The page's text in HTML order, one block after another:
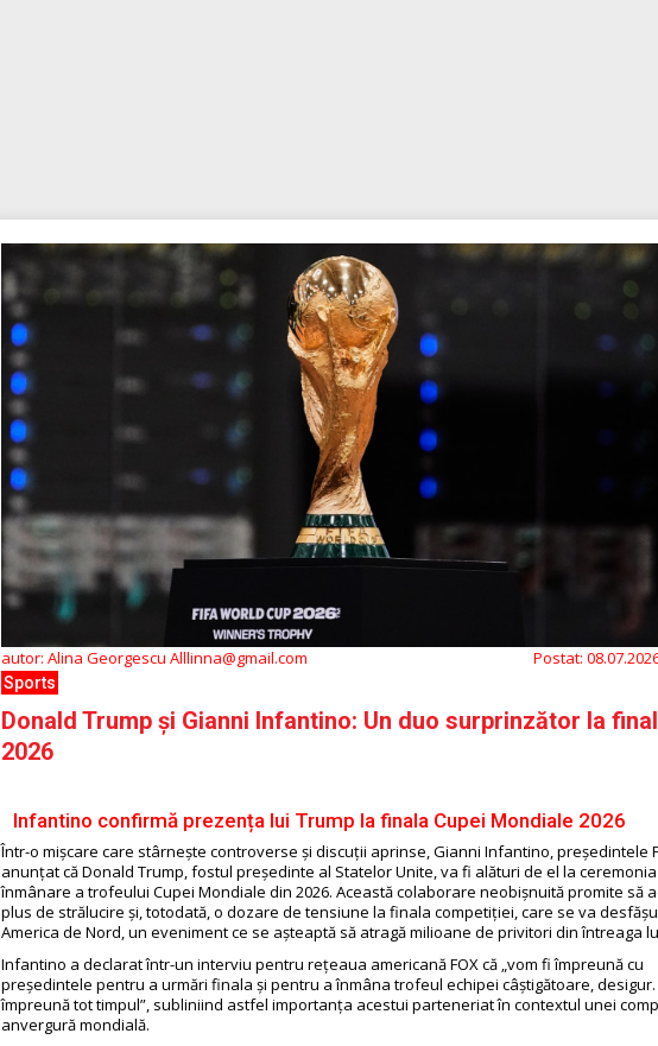
autor: Alina Georgescu Alllinna@gmail.com Postat:
Sports
Donald Trump și Gianni Infantino: Un duo surprinzător la
2026
Infantino confirmă prezența lui Trump la finala Cupei Mondiale 2026
Într-o mișcare care stârnește controverse și discuții aprinse, Gianni Infantino, președintele
anunțat că Donald Trump, fostul președinte al Statelor Unite, va fi alături de el la
înmânare a trofeului Cupei Mondiale din 2026. Această colaborare neobișnuită promite să
plus de strălucire și, totodată, o dozare de tensiune la finala competiției, care se va
America de Nord, un eveniment ce se așteaptă să atragă milioane de privitori din întreaga
Infantino a declarat într-un interviu pentru rețeaua americană FOX că „vom fi împreună cu
președintele pentru a urmări finala și pentru a înmâna trofeul echipei câștigătoare, desigur.
împreună tot timpul”, subliniind astfel importanța acestui parteneriat în contextul unei
anvergură mondială.